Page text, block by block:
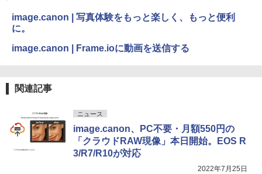
image.canon | 写真体験をもっと楽しく、もっと便利
に。
image.canon | Frame.ioに動画を送信する
関連記事
ニュース
image.canon、PC不要・月額550円の
「クラウドRAW現像」本日開始。EOS R
3/R7/R10が対応
2022年7月25日